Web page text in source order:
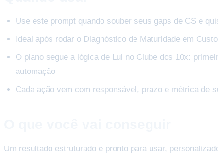
Use este prompt quando souber seus gaps de CS e
Ideal após rodar o Diagnóstico de Maturidade em
O plano segue a lógica de Lui no Clube dos 10x:
automação
Cada ação vem com responsável, prazo e métrica de
Um resultado estruturado e pronto para usar,